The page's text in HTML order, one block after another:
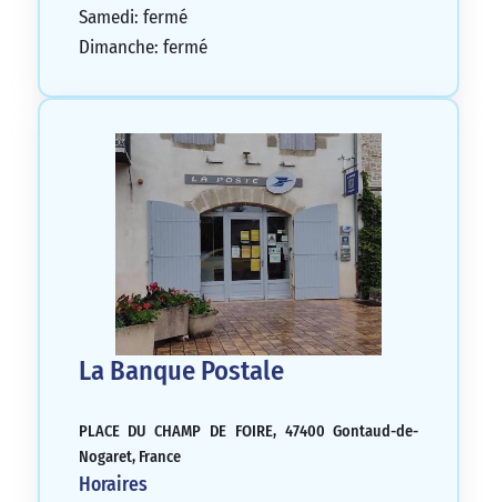
Samedi: fermé
Dimanche: fermé
La Banque Postale
PLACE DU CHAMP DE FOIRE, 47400 Gontaud-de-
Nogaret, France
Horaires